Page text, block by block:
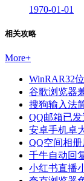
1970-01-01
相关攻略
More+
WinRAR32
谷歌浏览器
搜狗输入法
QQ邮箱已
安卓手机卓
QQ空间相
千牛自动回
小红书直播